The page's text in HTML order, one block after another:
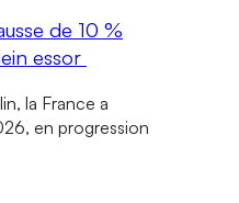
de 10 %
essor
la France a
en progression